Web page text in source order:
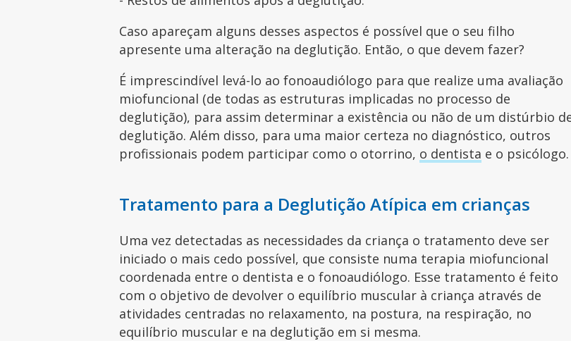
Caso apareçam alguns desses aspectos é possível que o seu filho
apresente uma alteração na deglutição. Então, o que devem fazer?
É imprescindível levá-lo ao fonoaudiólogo para que realize uma avaliação
miofuncional (de todas as estruturas implicadas no processo de
deglutição), para assim determinar a existência ou não de um distúrbio
deglutição. Além disso, para uma maior certeza no diagnóstico, outros
profissionais podem participar como o otorrino, o dentista e o psicólogo.
Tratamento para a Deglutição Atípica em crianças
Uma vez detectadas as necessidades da criança o tratamento deve ser
iniciado o mais cedo possível, que consiste numa terapia miofuncional
coordenada entre o dentista e o fonoaudiólogo. Esse tratamento é feito
com o objetivo de devolver o equilíbrio muscular à criança através de
atividades centradas no relaxamento, na postura, na respiração, no
equilíbrio muscular e na deglutição em si mesma.